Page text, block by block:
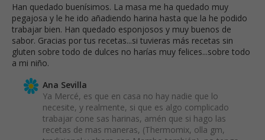
Han quedado buenísimos. La masa me ha quedado muy
pegajosa y le he ido añadiendo harina hasta que la he podido
trabajar bien. Han quedado esponjosos y muy buenos de
sabor. Gracias por tus recetas...si tuvieras más recetas sin
gluten sobre todo de dulces no harías muy felices...sobre todo
a mi niño.
Ana Sevilla
Ya Mercé, es que en casa no hay nadie que lo
necesite, y realmente, si que es algo complicado
trabajar cone sas harinas, amén que si hago las
recetas de mas maneras, (Thermomix, olla gm,